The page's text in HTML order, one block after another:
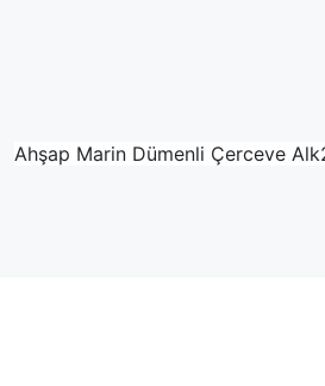
Ahşap Marin Dümenli Çerceve